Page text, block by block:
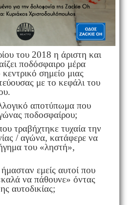
του 2018 η άριστη και
ποδόσφαιρο μέρα
σημείο μιας
με το κεφάλι του
αποτύπωμα που
ποδοσφαίρου;
τραβήχτηκε τυχαία την
/ αγώνα, κατάφερε να
του «ληστή»,
εμείς αυτοί που
να πάθουνε» όντας
αυτοδικίας;